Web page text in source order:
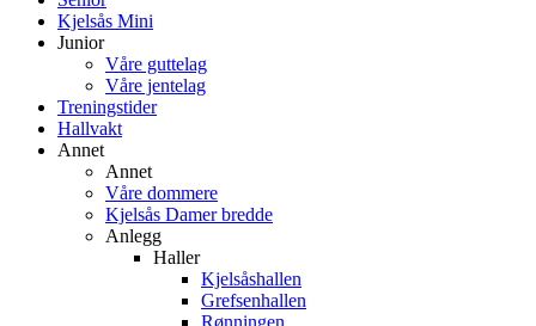
Kjelsås Mini
Junior
Våre guttelag
Våre jentelag
Treningstider
Hallvakt
Annet
Annet
Våre dommere
Kjelsås Damer bredde
Anlegg
Haller
Kjelsåshallen
Grefsenhallen
Rønningen